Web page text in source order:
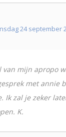
24 september
van mijn apropo
met annie
Ik zal je zeker
K.